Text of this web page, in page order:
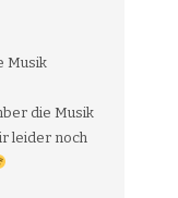
Musik
die Musik
leider noch